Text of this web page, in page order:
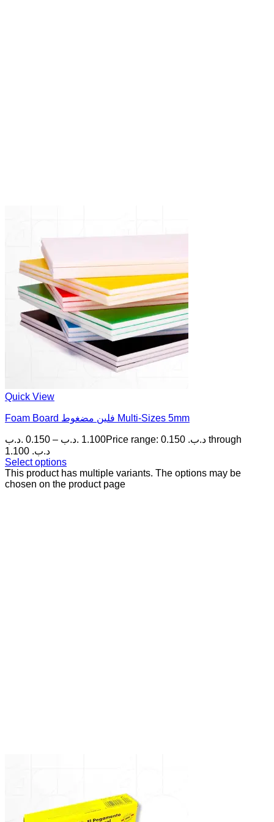
Quick View
Foam Board فلين مضغوط Multi-Sizes 5mm
0.150 .د.ب – 1.100 .د.ب
Price range: 0.150 .د.ب through
1.100 .د.ب
Select options
This product has multiple variants. The options may be
chosen on the product page